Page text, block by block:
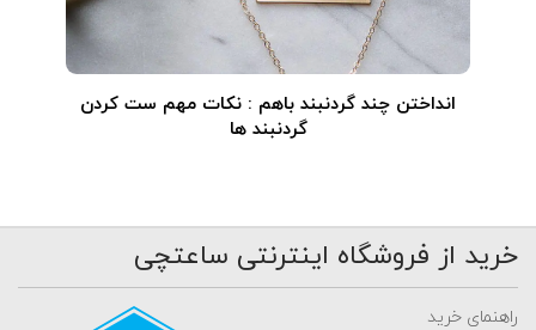
انداختن چند گردنبند باهم : نکات مهم ست کردن
گردنبند ها
خرید از فروشگاه اینترنتی ساعتچی
راهنمای خرید